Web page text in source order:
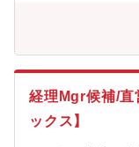
きる環境です。【就
しやすい環境です。
ています。【魅力】
の代行、営業支援、
経理Mgr候補/直
ックス】